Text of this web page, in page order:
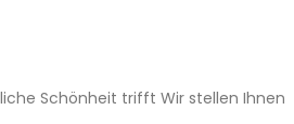
Schönheit trifft Wir stellen Ihnen